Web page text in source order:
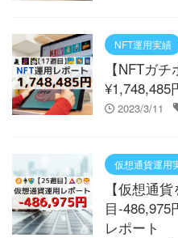
NFT運用実績
【NFTガ
¥1,748,485
2023/3/11
仮想通貨運用
【仮想通
目-486,975
レポート